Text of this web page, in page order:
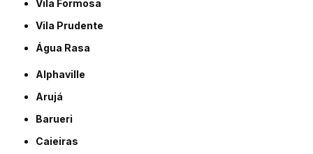
Vila Formosa
Vila Prudente
Água Rasa
Alphaville
Arujá
Barueri
Caieiras